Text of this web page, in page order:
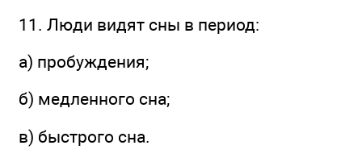
11. Люди видят сны в период:
а) пробуждения;
б) медленного сна;
в) быстрого сна.